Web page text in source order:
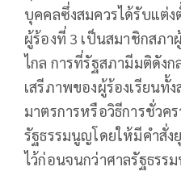
บุคคลซึ่งสมควรได้รับแต่
ผู้ร้องที่ 3 เป็นสมาชิกสภ
ไกล การที่รัฐสภามีมติดัง
เสรีภาพของผู้ร้องเรียนทั้
มาตรการหรือวิธีการชั่วค
รัฐธรรมนูญโดยให้มีคำสั่ง
ไว้ก่อนจนกว่าศาลรัฐธรร